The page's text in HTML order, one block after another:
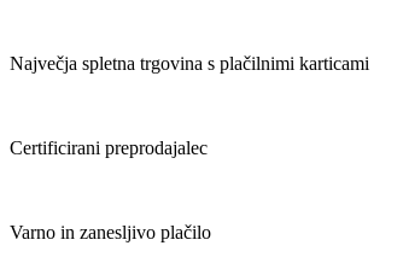
Največja spletna trgovina s plačilnimi karticami
Certificirani preprodajalec
Varno in zanesljivo plačilo